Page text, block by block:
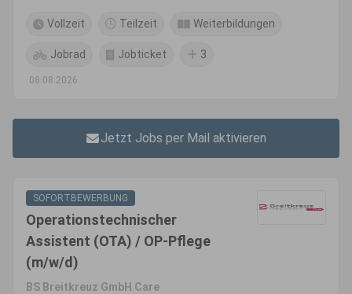
Vollzeit Teilzeit Weiterbildungen
Jobrad Jobticket 3
08.08.2026
Jetzt Jobs per Mail aktivieren
SOFORTBEWERBUNG
Operationstechnischer
Assistent (OTA) / OP-Pflege
(m/w/d)
BS Breitkreuz GmbH Care